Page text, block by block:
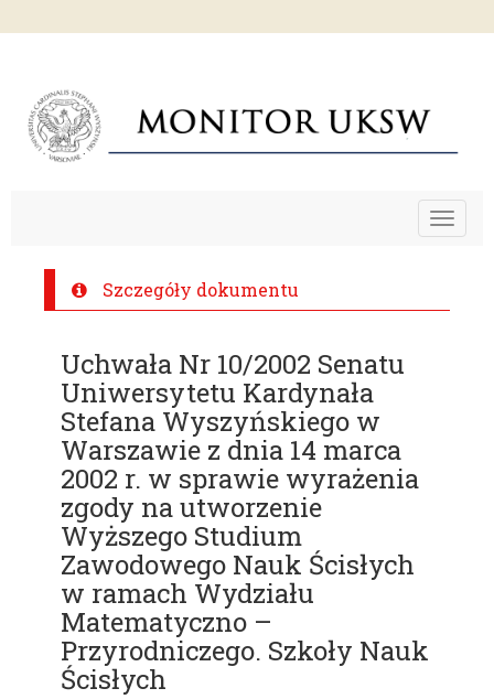
Toggle
Szczegóły dokumentu
Uchwała Nr 10/2002 Senatu
Uniwersytetu Kardynała
Stefana Wyszyńskiego w
Warszawie z dnia 14 marca
2002 r. w sprawie wyrażenia
zgody na utworzenie
Wyższego Studium
Zawodowego Nauk Ścisłych
w ramach Wydziału
Matematyczno –
Przyrodniczego. Szkoły Nauk
Ścisłych